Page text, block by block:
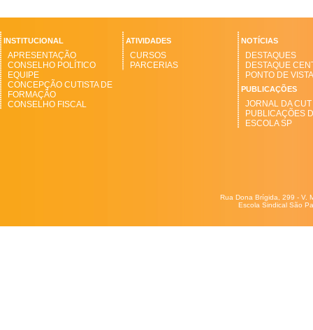
INSTITUCIONAL
APRESENTAÇÃO
CONSELHO POLÍTICO
EQUIPE
CONCEPÇÃO CUTISTA DE
FORMAÇÃO
CONSELHO FISCAL
ATIVIDADES
CURSOS
PARCERIAS
NOTÍCIAS
DESTAQUES
DESTAQUE
PONTO DE VISTA
PUBLICAÇÕES
JORNAL DA CUT
PUBLICAÇÕES
ESCOLA SP
Rua Dona Brígida, 299 - V.
Escola Sindical São